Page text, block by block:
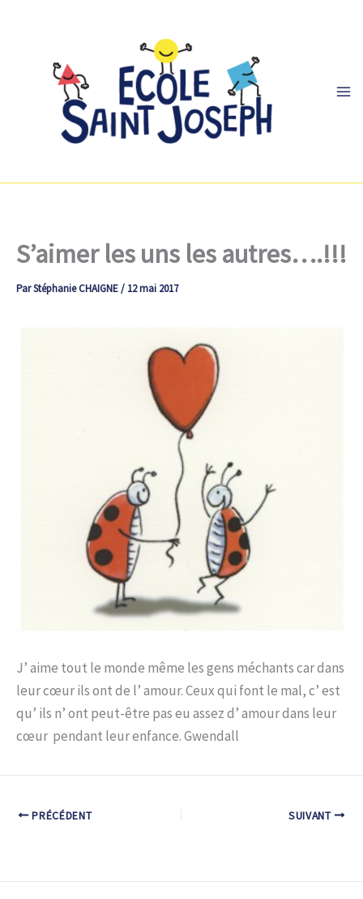
S’aimer les uns les autres….!!!
ParStéphanie CHAIGNE/ 12 mai 2017
J’ aime tout le monde même les gens méchants car dans
leur cœur ils ont de l’ amour. Ceux qui font le mal, c’ est
qu’ ils n’ ont peut-être pas eu assez d’ amour dans leur
cœur pendant leur enfance. Gwendall
PRÉCÉDENT SUIVANT